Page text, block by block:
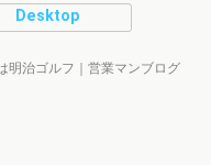
Desktop
明治ゴルフ｜営業マンブログ